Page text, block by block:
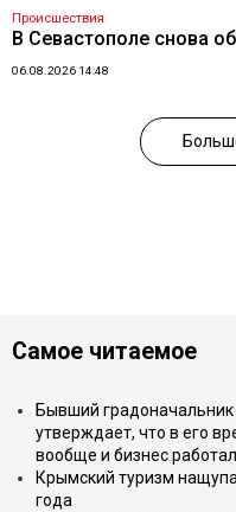
Происшествия
В Севастополе снова
06.08.2026 14:48
Самое читаемое
Бывший
утверждает, что в его
вообще и бизнес
Крымский туризм
года